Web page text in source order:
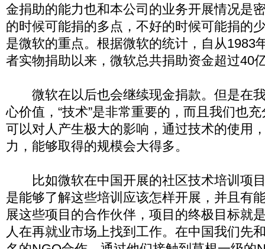
金捐助的能力也和本公司的业务开展情况是
的时候可能捐的多点，不好的时候可能捐的
是微软的重点。根据微软的统计，自从1983
者实物捐助以来，微软总共捐助资金超过40
微软在以后也会继续现金捐款。但是在
心价值，“技术”是非常重要的，而且我们也
可以对人产生极大的影响，通过技术的使用
力，能够取得的规模会大得多。
比如微软在中国开展的社区技术培训项
是能够了解这些培训应该怎样开展，并且有
展这些项目的合作伙伴，项目的终极目标就
人在再就业市场上找到工作。在中国我们先